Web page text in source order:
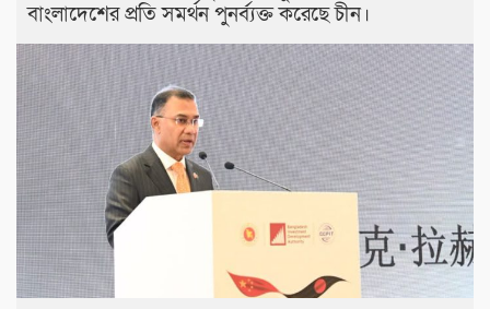
বাংলাদেশের প্রতি সমর্থন পুনর্ব্যক্ত করেছে চীন।